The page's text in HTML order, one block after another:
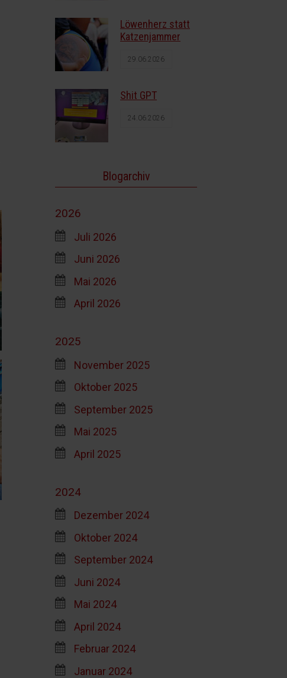
Löwenherz statt
Katzenjammer
29.06.2026
Shit GPT
24.06.2026
Blogarchiv
2026
Juli 2026
Juni 2026
Mai 2026
April 2026
2025
November 2025
Oktober 2025
September 2025
Mai 2025
April 2025
2024
Dezember 2024
Oktober 2024
September 2024
Juni 2024
Mai 2024
April 2024
Februar 2024
Januar 2024